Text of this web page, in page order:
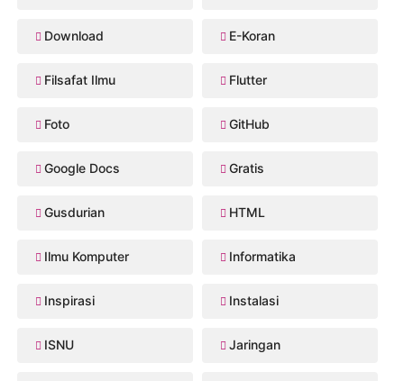
Download E-Koran
Filsafat Ilmu Flutter
Foto GitHub
Google Docs Gratis
Gusdurian HTML
Ilmu Komputer Informatika
Inspirasi Instalasi
ISNU Jaringan